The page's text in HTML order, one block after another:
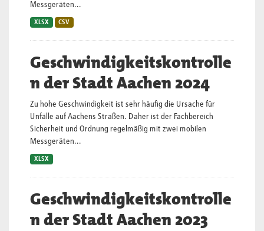
Messgeräten...
XLSX CSV
Geschwindigkeitskontrolle
n der Stadt Aachen 2024
Zu hohe Geschwindigkeit ist sehr häufig die Ursache für
Unfälle auf Aachens Straßen. Daher ist der Fachbereich
Sicherheit und Ordnung regelmäßig mit zwei mobilen
Messgeräten...
XLSX
Geschwindigkeitskontrolle
n der Stadt Aachen 2023